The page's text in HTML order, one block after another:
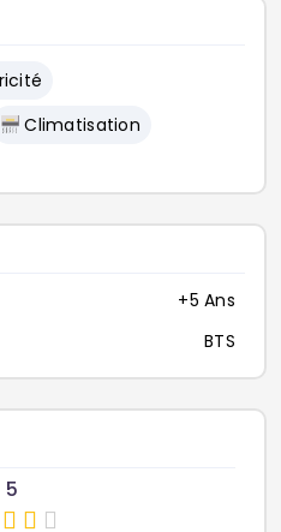
Climatisation
+5 Ans
BTS
5